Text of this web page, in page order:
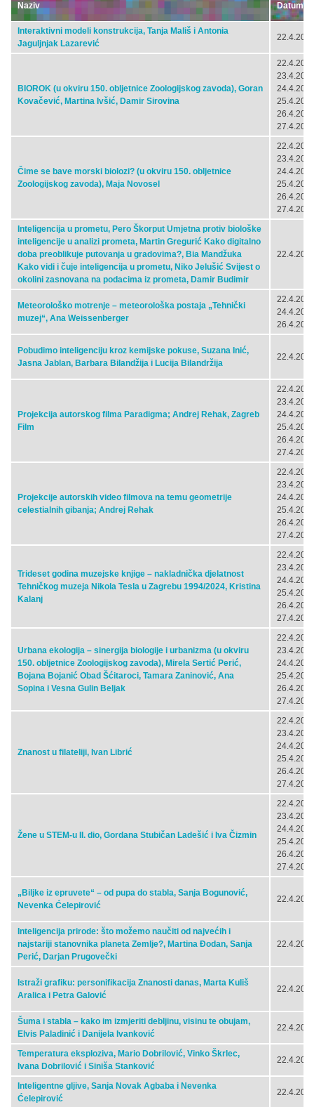
Naziv Datum
Interaktivni modeli konstrukcija, Tanja Mališ i Antonia
Jaguljnjak Lazarević
BIOROK (u okviru 150. obljetnice Zoologijskog zavoda), Goran
Kovačević, Martina Ivšić, Damir Sirovina
Čime se bave morski biolozi? (u okviru 150. obljetnice
Zoologijskog zavoda), Maja Novosel
Inteligencija u prometu, Pero Škorput Umjetna protiv biološke
inteligencije u analizi prometa, Martin Gregurić Kako digitalno
doba preoblikuje putovanja u gradovima?, Bia Mandžuka
Kako vidi i čuje inteligencija u prometu, Niko Jelušić Svijest o
okolini zasnovana na podacima iz prometa, Damir Budimir
Meteorološko motrenje – meteorološka postaja „Tehnički
muzej“, Ana Weissenberger
Pobudimo inteligenciju kroz kemijske pokuse, Suzana Inić,
Jasna Jablan, Barbara Bilandžija i Lucija Bilandržija
Projekcija autorskog filma Paradigma; Andrej Rehak, Zagreb
Film
Projekcije autorskih video filmova na temu geometrije
celestialnih gibanja; Andrej Rehak
Trideset godina muzejske knjige – nakladnička djelatnost
Tehničkog muzeja Nikola Tesla u Zagrebu 1994/2024, Kristina
Kalanj
Urbana ekologija – sinergija biologije i urbanizma (u okviru
150. obljetnice Zoologijskog zavoda), Mirela Sertić Perić,
Bojana Bojanić Obad Šćitaroci, Tamara Zaninović, Ana
Sopina i Vesna Gulin Beljak
Znanost u filateliji, Ivan Librić
Žene u STEM-u II. dio, Gordana Stubičan Ladešić i Iva Čizmin
„Biljke iz epruvete“ – od pupa do stabla, Sanja Bogunović,
Nevenka Ćelepirović
Inteligencija prirode: što možemo naučiti od najvećih i
najstariji stanovnika planeta Zemlje?, Martina Đodan, Sanja
Perić, Darjan Prugovečki
Istraži grafiku: personifikacija Znanosti danas, Marta Kuliš
Aralica i Petra Galović
Šuma i stabla – kako im izmjeriti debljinu, visinu te obujam,
Elvis Paladinić i Danijela Ivanković
Temperatura eksploziva, Mario Dobrilović, Vinko Škrlec,
Ivana Dobrilović i Siniša Stanković
Inteligentne gljive, Sanja Novak Agbaba i Nevenka
Ćelepirović